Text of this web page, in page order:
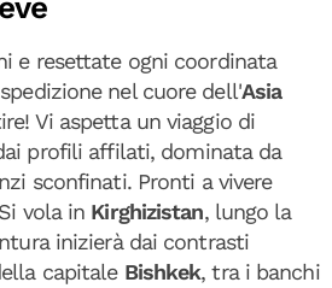
e resettate ogni coordinata
nel cuore dell'Asia
Vi aspetta un viaggio di
profili affilati, dominata da
sconfinati. Pronti a vivere
vola in Kirghizistan, lungo la
inizierà dai contrasti
capitale Bishkek, tra i banchi